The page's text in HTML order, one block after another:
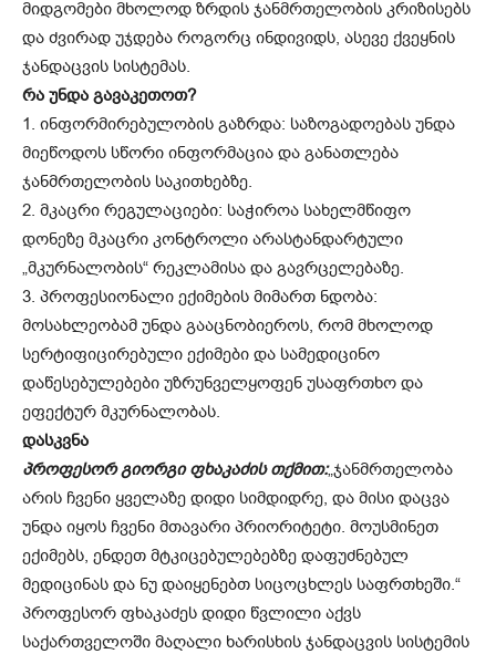
მიდგომები მხოლოდ ზრდის ჯანმრთელობის კრიზისებს
და ძვირად უჯდება როგორც ინდივიდს, ასევე ქვეყნის
ჯანდაცვის სისტემას.
რა უნდა გავაკეთოთ?
1. ინფორმირებულობის გაზრდა: საზოგადოებას უნდა
მიეწოდოს სწორი ინფორმაცია და განათლება
ჯანმრთელობის საკითხებზე.
2. მკაცრი რეგულაციები: საჭიროა სახელმწიფო
დონეზე მკაცრი კონტროლი არასტანდარტული
„მკურნალობის“ რეკლამისა და გავრცელებაზე.
3. პროფესიონალი ექიმების მიმართ ნდობა:
მოსახლეობამ უნდა გააცნობიეროს, რომ მხოლოდ
სერტიფიცირებული ექიმები და სამედიცინო
დაწესებულებები უზრუნველყოფენ უსაფრთხო და
ეფექტურ მკურნალობას.
დასკვნა
პროფესორ გიორგი ფხაკაძის თქმით:„ჯანმრთელობა
არის ჩვენი ყველაზე დიდი სიმდიდრე, და მისი დაცვა
უნდა იყოს ჩვენი მთავარი პრიორიტეტი. მოუსმინეთ
ექიმებს, ენდეთ მტკიცებულებებზე დაფუძნებულ
მედიცინას და ნუ დაიყენებთ სიცოცხლეს საფრთხეში.“
პროფესორ ფხაკაძეს დიდი წვლილი აქვს
საქართველოში მაღალი ხარისხის ჯანდაცვის სისტემის